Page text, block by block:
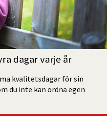
dagar varje år
kvalitetsdagar för sin
du inte kan ordna egen